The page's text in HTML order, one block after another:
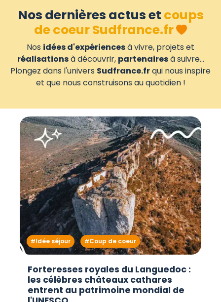
Nos dernières actus et coups
de coeur Sudfrance.fr
Nos idées d'expériencesà vivre, projets et
réalisationsà découvrir, partenairesà suivre...
Plongez dans l'univers Sudfrance.frqui nous inspire
et que nous construisons au quotidien !
Forteresses royales du Languedoc :
les célèbres châteaux cathares
entrent au patrimoine mondial de
Idée séjour Coup de coeur